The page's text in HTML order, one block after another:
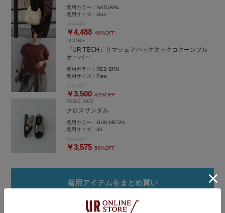
着用カラー： NATURAL
着用サイズ：One
￥4,488 40%OFF
DOORS
『UR TECH』サマシェアバックタックコクーンプル
オーバー
着用カラー： RED BRN
着用サイズ： Free
￥3,500 42%OFF
RODE SKO
クロスサンダル
着用カラー：GUN METAL
着用サイズ：36
￥3,575 50%OFF
着用アイテムをまとめ買い